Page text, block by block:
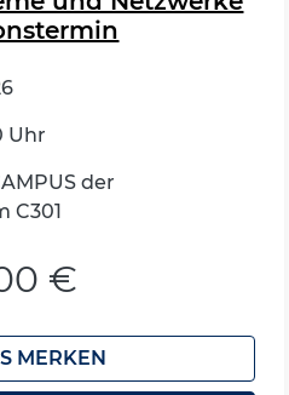
Uhr
der
C301
€
MERKEN